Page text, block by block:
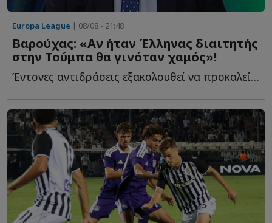
Europa League | 08/08 - 21:48
Βαρούχας: «Αν ήταν Έλληνας διαιτητής
στην Τούμπα θα γινόταν χαμός»!
Έντονες αντιδράσεις εξακολουθεί να προκαλεί η διαιτησία τ...